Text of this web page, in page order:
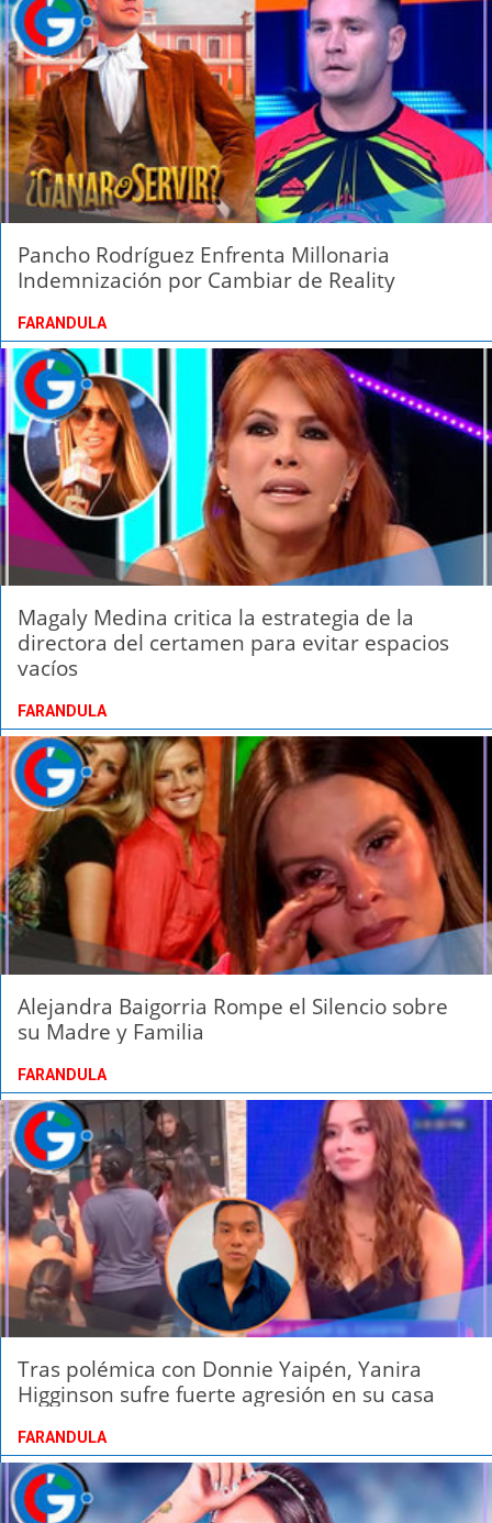
Pancho Rodríguez Enfrenta Millonaria
Indemnización por Cambiar de Reality
FARANDULA
Magaly Medina critica la estrategia de la
directora del certamen para evitar espacios
vacíos
FARANDULA
Alejandra Baigorria Rompe el Silencio sobre
su Madre y Familia
FARANDULA
Tras polémica con Donnie Yaipén, Yanira
Higginson sufre fuerte agresión en su casa
FARANDULA